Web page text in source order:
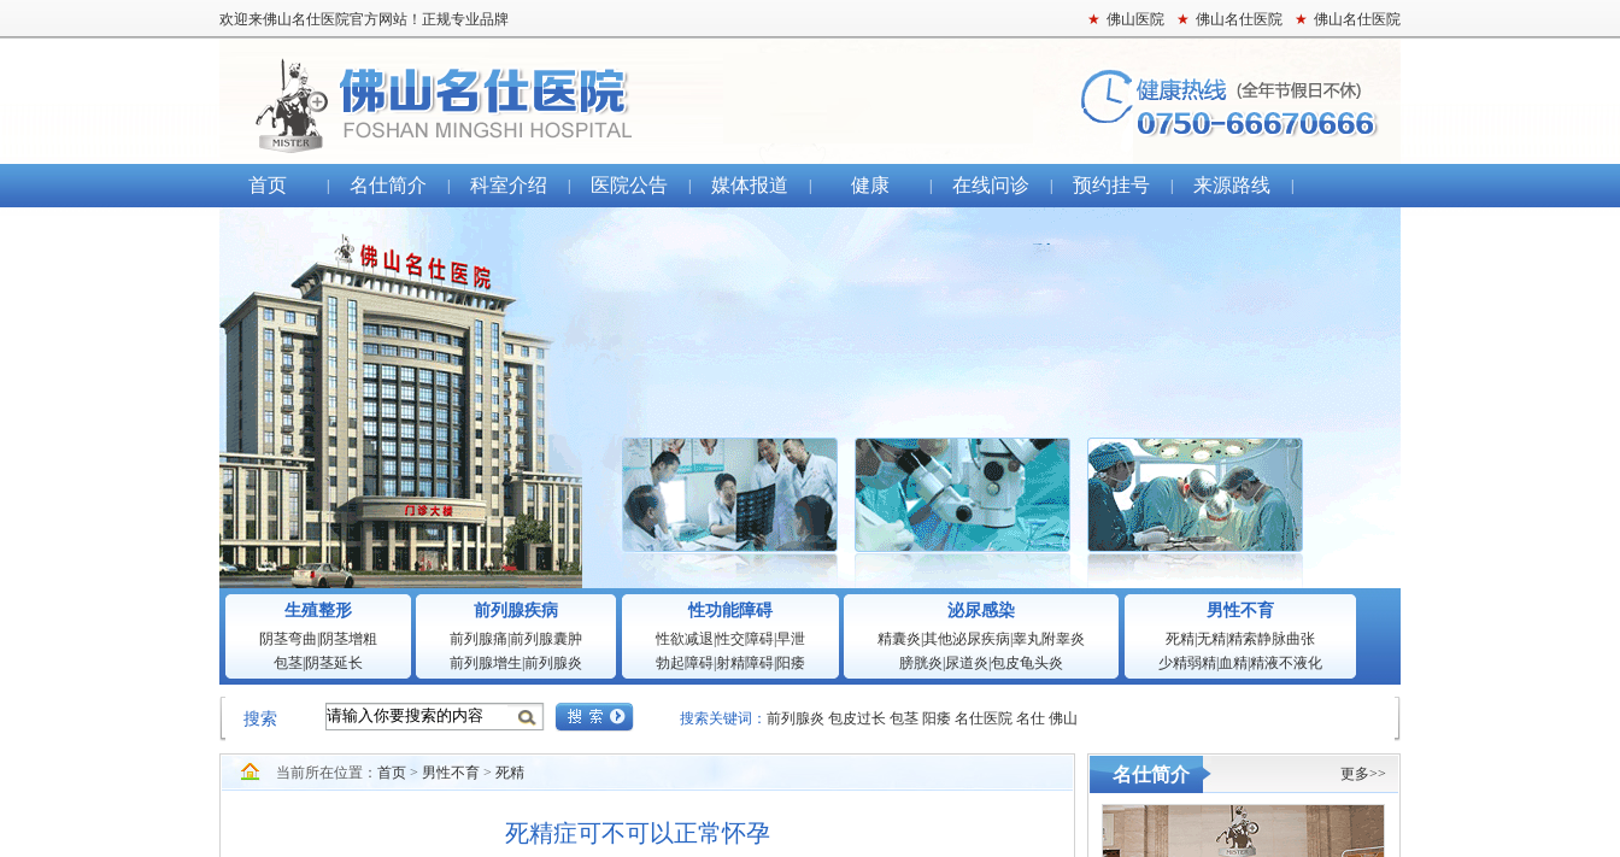
欢迎来佛山名仕医院官方网站！正规专业品牌 ★ 佛山医院 ★ 佛山名仕医院 ★ 佛山名仕医院
首页 名仕简介 科室介绍 医院公告 媒体报道 健康 在线问诊 预约挂号 来源路线
生殖整形
阴茎弯曲 阴茎增粗
包茎| 阴茎延长
前列腺疾病
前列腺痛 前列腺囊肿
前列腺增生 前列腺炎
性功能障碍
性欲减退 性交障碍|早泄
勃起障碍|射精障碍| 阳痿
泌尿感染
精囊炎 其他泌尿疾病睾丸附睾炎
膀胱炎 尿道炎 包皮龟头炎
男性不育
死精|无精|精索静脉曲张
少精弱精| 血精|精液不液化
搜索 搜索关键词： 前列腺炎 包皮过长 包茎 阳痿 名仕医院 名仕 佛山
当前所在位置： 首页 > 男性不育 > 死精
死精症可不可以正常怀孕
名仕简介 更多>>